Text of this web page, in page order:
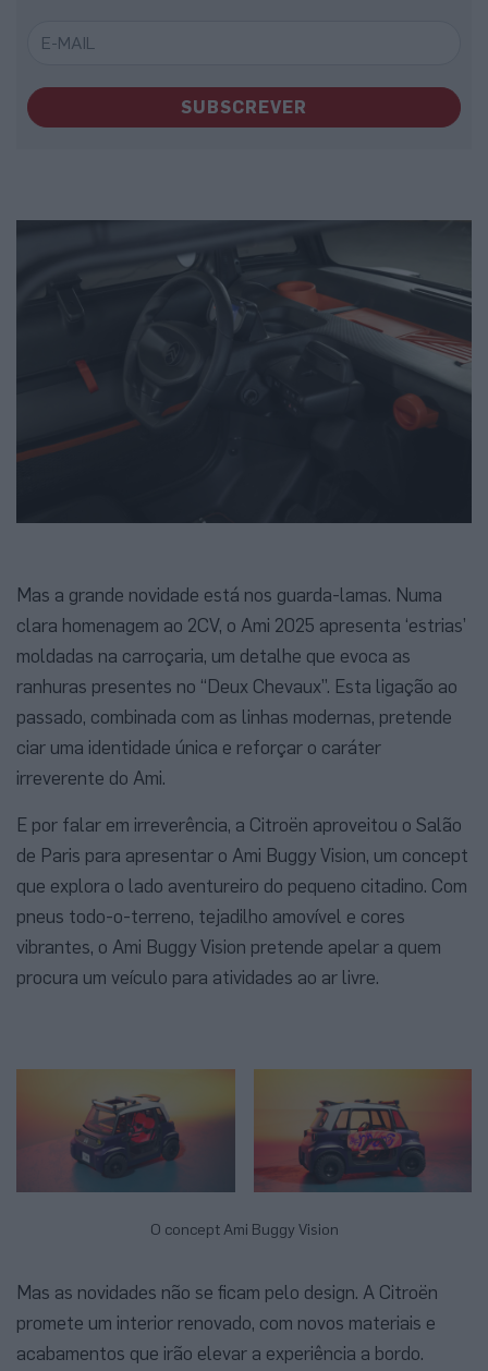
SUBSCREVER
Mas a grande novidade está nos guarda-lamas. Numa
clara homenagem ao 2CV, o Ami 2025 apresenta ‘estrias’
moldadas na carroçaria, um detalhe que evoca as
ranhuras presentes no “Deux Chevaux”. Esta ligação ao
passado, combinada com as linhas modernas, pretende
ciar uma identidade única e reforçar o caráter
irreverente do Ami.
E por falar em irreverência, a Citroën aproveitou o Salão
de Paris para apresentar o Ami Buggy Vision, um concept
que explora o lado aventureiro do pequeno citadino. Com
pneus todo-o-terreno, tejadilho amovível e cores
vibrantes, o Ami Buggy Vision pretende apelar a quem
procura um veículo para atividades ao ar livre.
O concept Ami Buggy Vision
Mas as novidades não se ficam pelo design. A Citroën
promete um interior renovado, com novos materiais e
acabamentos que irão elevar a experiência a bordo.